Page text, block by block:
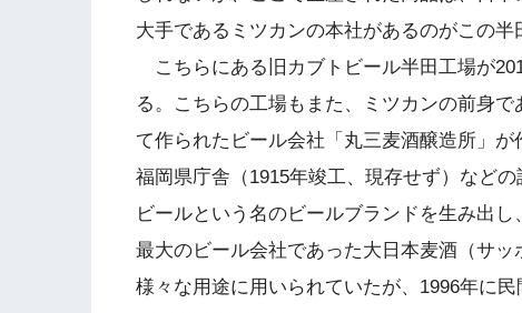
大手であるミツカンの本社があるのがこの半
こちらにある旧カブトビール半田工場が
る。こちらの工場もまた、ミツカンの前身
て作られたビール会社「丸三麦酒醸造所」
福岡県庁舎（1915年竣工、現存せず）など
ビールという名のビールブランドを生み出
最大のビール会社であった大日本麦酒（サ
様々な用途に用いられていたが、1996年に